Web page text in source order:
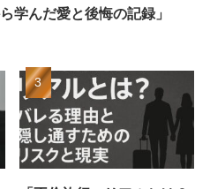
学んだ愛と後悔の記録」